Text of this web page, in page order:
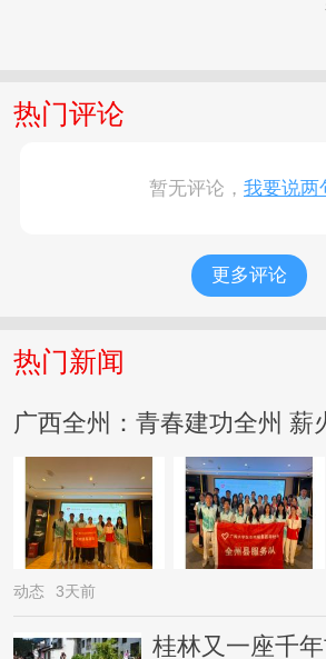
热门评论
暂无评论， 我要说两
更多评论
热门新闻
广西全州：青春建功全州 薪
动态 3天前
桂林又一座千